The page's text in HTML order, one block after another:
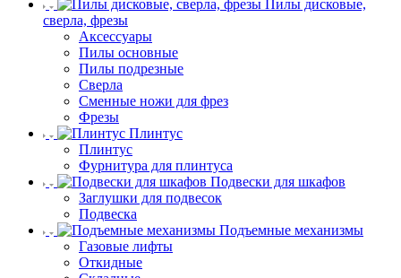
Пилы дисковые,
сверла, фрезы
Аксессуары
Пилы основные
Пилы подрезные
Сверла
Сменные ножи для фрез
Фрезы
Плинтус
Плинтус
Фурнитура для плинтуса
Подвески для шкафов
Заглушки для подвесок
Подвеска
Подъемные механизмы
Газовые лифты
Откидные